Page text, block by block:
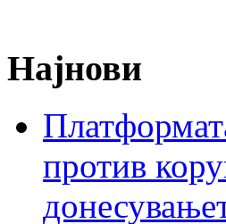
Најнови
против